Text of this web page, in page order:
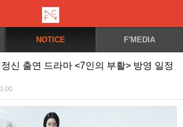
NOTICE F'MEDIA
신 출연 드라마 <7인의 부활> 방영 일정